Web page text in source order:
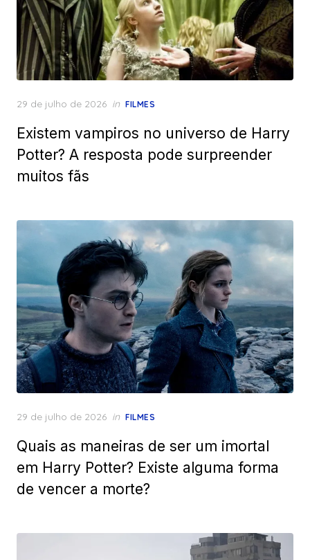
Posted
29 de julho de 2026 in FILMES
Existem vampiros no universo de Harry
Potter? A resposta pode surpreender
muitos fãs
Posted
29 de julho de 2026 in FILMES
Quais as maneiras de ser um imortal
em Harry Potter? Existe alguma forma
de vencer a morte?